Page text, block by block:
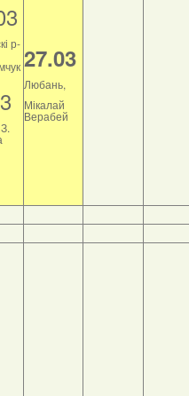
р- 27.03
Любань,
Мікалай
Верабей